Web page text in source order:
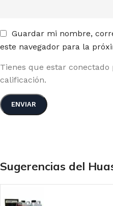
Guardar mi nombre,
este navegador para la
Tienes que estar
calificación.
Sugerencias del